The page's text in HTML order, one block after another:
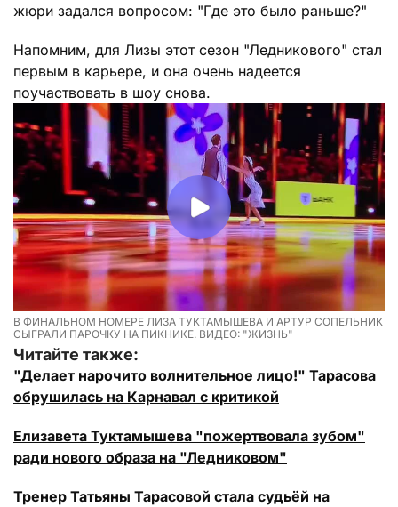
жюри задался вопросом: "Где это было раньше?"
Напомним, для Лизы этот сезон "Ледникового" стал
первым в карьере, и она очень надеется
поучаствовать в шоу снова.
В ФИНАЛЬНОМ НОМЕРЕ ЛИЗА ТУКТАМЫШЕВА И АРТУР СОПЕЛЬНИК
СЫГРАЛИ ПАРОЧКУ НА ПИКНИКЕ. ВИДЕО: "ЖИЗНЬ"
Читайте также:
"Делает нарочито волнительное лицо!" Тарасова
обрушилась на Карнавал с критикой
Елизавета Туктамышева "пожертвовала зубом"
ради нового образа на "Ледниковом"
Тренер Татьяны Тарасовой стала судьёй на